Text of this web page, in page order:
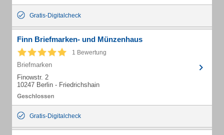
Gratis-Digitalcheck
Finn Briefmarken- und Münzenhaus
1 Bewertung
Briefmarken
Finowstr. 2
10247 Berlin - Friedrichshain
Gratis-Digitalcheck